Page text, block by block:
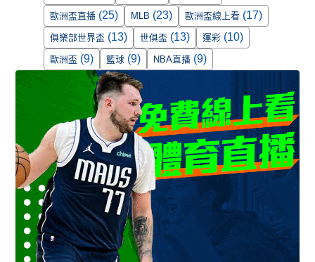
歐洲盃直播 (25) MLB (23) 歐洲盃線上看 (17)
俱樂部世界盃 (13) 世俱盃 (13) 運彩 (10)
歐洲盃 (9) 籃球 (9) NBA直播 (9)